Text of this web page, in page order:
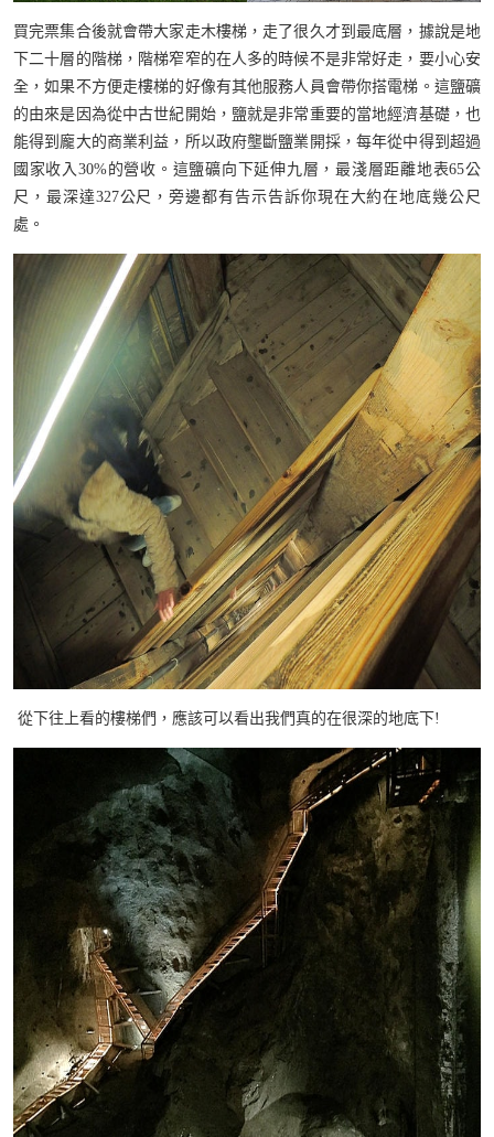
買完票集合後就會帶大家走木樓梯，走了很久才到最底層，據說是地
下二十層的階梯，階梯窄窄的在人多的時候不是非常好走，要小心安
全，如果不方便走樓梯的好像有其他服務人員會帶你搭電梯。這鹽礦
的由來是因為從中古世紀開始，鹽就是非常重要的當地經濟基礎，也
能得到龐大的商業利益，所以政府壟斷鹽業開採，每年從中得到超過
國家收入30%的營收。這鹽礦向下延伸九層，最淺層距離地表65公
尺，最深達327公尺，旁邊都有告示告訴你現在大約在地底幾公尺
處。
從下往上看的樓梯們，應該可以看出我們真的在很深的地底下!